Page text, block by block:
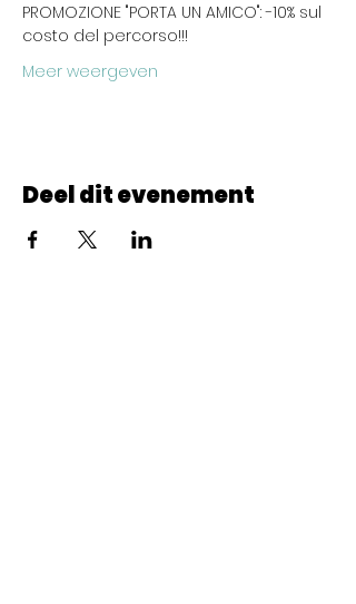
PROMOZIONE "PORTA UN AMICO": -10% sul
costo del percorso!!!
Meer weergeven
Deel dit evenement